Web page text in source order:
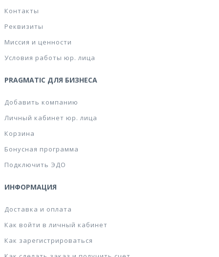
Контакты
Реквизиты
Миссия и ценности
Условия работы юр. лица
PRAGMATIC ДЛЯ БИЗНЕСА
Добавить компанию
Личный кабинет юр. лица
Корзина
Бонусная программа
Подключить ЭДО
ИНФОРМАЦИЯ
Доставка и оплата
Как войти в личный кабинет
Как зарегистрироваться